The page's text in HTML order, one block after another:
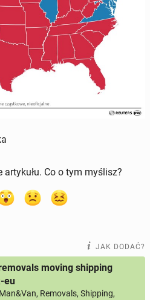
Co o tym myślisz?
JAK DODAĆ?
moving shipping
eu
Removals, Shipping,